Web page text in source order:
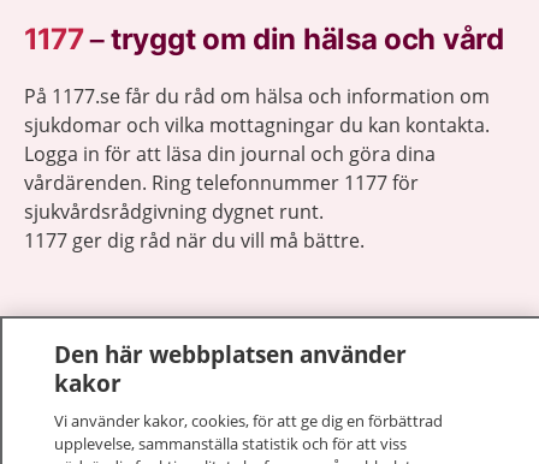
1177–tryggt om din hälsa och vård
På 1177.se får du råd om hälsa och information om
sjukdomar och vilka mottagningar du kan kontakta.
Logga in för att läsa din journal och göra dina
vårdärenden. Ring telefonnummer 1177 för
sjukvårdsrådgivning dygnet runt.
1177 ger dig råd när du vill må bättre.
Den här webbplatsen använder
kakor
Vi använder kakor, cookies, för att ge dig en förbättrad
upplevelse, sammanställa statistik och för att viss